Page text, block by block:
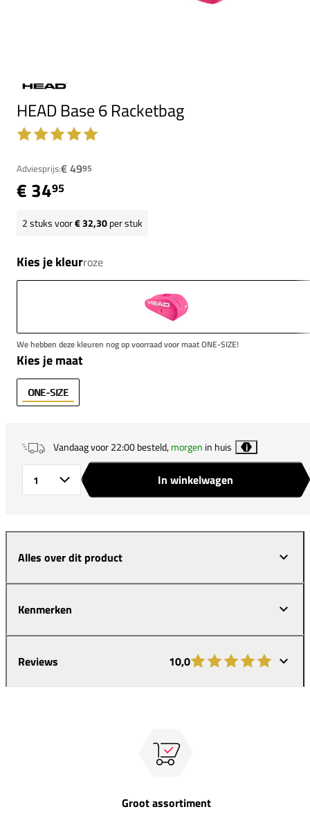
HEAD Base 6 Racketbag
Adviesprijs:€ 4995
€ 3495
2stuks voor€ 32,30per stuk
Kies je kleurroze
We hebben deze kleuren nog op voorraad voor maat ONE-SIZE!
Kies je maat
ONE-SIZE
Vandaag voor 22:00 besteld,morgen in huis i
In winkelwagen
Alles over dit product
Kenmerken
Reviews 10,0
Groot assortiment